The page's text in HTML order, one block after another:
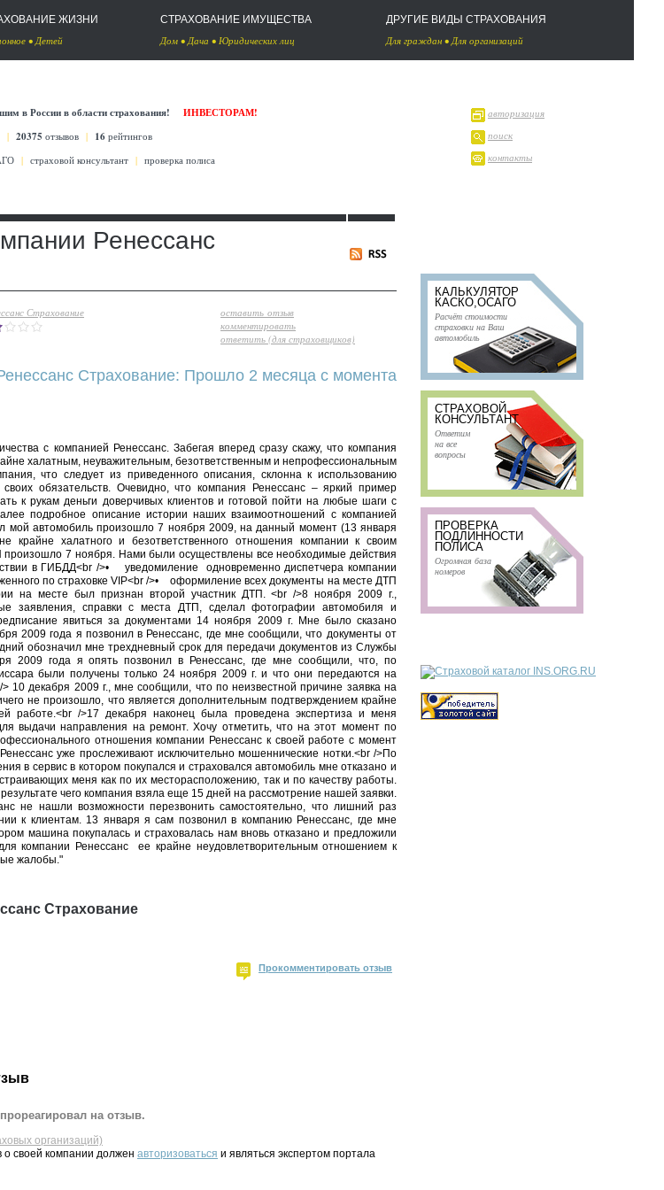
ЖИЗНИ
•Детей
СТРАХОВАНИЕ ИМУЩЕСТВА
Дом •Дача • Юридических лиц
ДРУГИЕ ВИДЫ СТРАХОВАНИЯ
Для граждан •Для организаций
в России в области страхования!
ИНВЕСТОРАМ!
| 20375 отзывов | 16 рейтингов
| страховой консультант | проверка полиса
авторизация
поиск
контакты
Ренессанс
Страхование
оставить отзыв
комментировать
ответить (для страховщиков)
Страхование: Прошло 2 месяца с момента
с компанией Ренессанс. Забегая вперед сразу скажу, что компания
халатным, неуважительным, безответственным и непрофессиональным
что следует из приведенного описания, склонна к использованию
обязательств. Очевидно, что компания Ренессанс – яркий пример
к рукам деньги доверчивых клиентов и готовой пойти на любые шаги с
подробное описание истории наших взаимоотношений с компанией
мой автомобиль произошло 7 ноября 2009, на данный момент (13 января
халатного и безответственного отношения компании к своим
произошло 7 ноября. Нами были осуществлены все необходимые действия
в ГИБДД<br />• уведомиление одновременно диспетчера компании
по страховке VIP<br />• оформиление всех документы на месте ДТП
на месте был признан второй участник ДТП. <br />8 ноября 2009 г.,
заявления, справки с места ДТП, сделал фотографии автомобиля и
явиться за документами 14 ноября 2009 г. Мне было сказано
2009 года я позвонил в Ренессанс, где мне сообщили, что документы от
обозначил мне трехдневный срок для передачи документов из Службы
2009 года я опять позвонил в Ренессанс, где мне сообщили, что, по
были получены только 24 ноября 2009 г. и что они передаются на
10 декабря 2009 г., мне сообщили, что по неизвестной причине заявка на
не произошло, что является дополнительным подтверждением крайне
работе.<br />17 декабря наконец была проведена экспертиза и меня
выдачи направления на ремонт. Хочу отметить, что на этот момент по
отношения компании Ренессанс к своей работе с момент
уже прослеживают исключительно мошеннические нотки.<br />По
в сервис в котором покупался и страховался автомобиль мне отказано и
меня как по их месторасположению, так и по качеству работы.
чего компания взяла еще 15 дней на рассмотрение нашей заявки.
не нашли возможности перезвонить самостоятельно, что лишний раз
к клиентам. 13 января я сам позвонил в компанию Ренессанс, где мне
машина покупалась и страховалась нам вновь отказано и предложили
компании Ренессанс ее крайне неудовлетворительным отношением к
жалобы."
Страхование
Прокомментировать отзыв
на отзыв.
организаций)
о своей компании должен авторизоваться и являться экспертом портала
КАЛЬКУЛЯТОР
КАСКО,ОСАГО
Расчёт стоимости
страховки на Ваш
автомобиль
СТРАХОВОЙ
КОНСУЛЬТАНТ
Ответим
на все
вопросы
ПРОВЕРКА
ПОДЛИННОСТИ
ПОЛИСА
Огромная база
номеров